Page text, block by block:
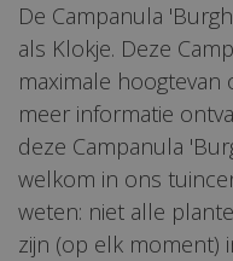
De Campanula
als Klokje. Deze
maximale hoogtevan
meer informatie
deze Campanula
welkom in ons
weten: niet alle
zijn (op elk moment)